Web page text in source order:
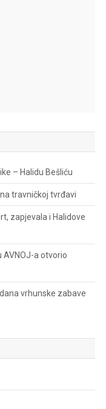
– Halidu Bešliću
travničkoj tvrđavi
zapjevala i Halidove
a otvorio
vrhunske zabave